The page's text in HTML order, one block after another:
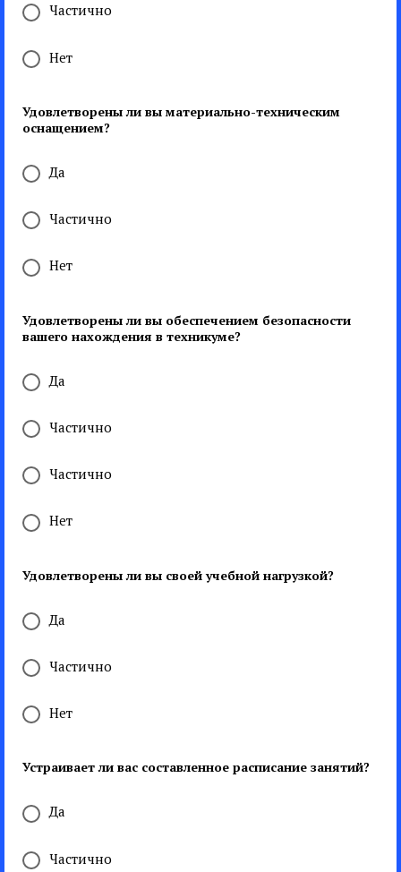
Частично
Нет
Удовлетворены ли вы материально-техническим
оснащением?
Да
Частично
Нет
Удовлетворены ли вы обеспечением безопасности
вашего нахождения в техникуме?
Да
Частично
Частично
Нет
Удовлетворены ли вы своей учебной нагрузкой?
Да
Частично
Нет
Устраивает ли вас составленное расписание занятий?
Да
Частично